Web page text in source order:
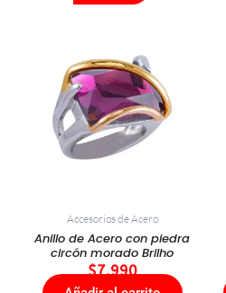
Accesorios de Acero
Anillo de Acero con piedra
circón morado Brilho
$7.990